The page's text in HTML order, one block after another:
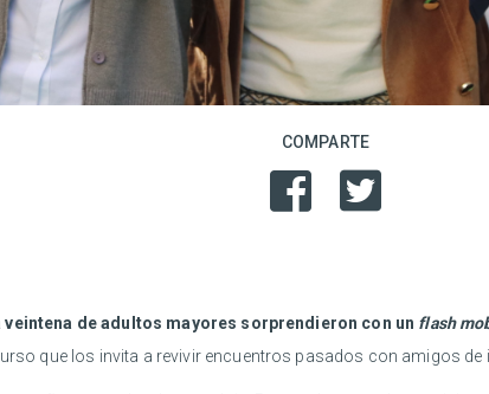
COMPARTE
veintena de adultos mayores sorprendieron con un flash
que los invita a revivir encuentros pasados con amigos de